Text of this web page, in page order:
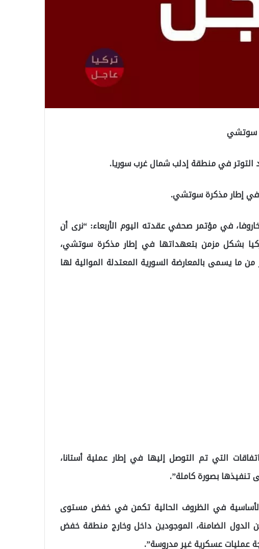
سوتشي
التوتر في منطقة إدلب شمال غرب سوريا.
في إطار مذكرة سوتشي.
في مؤتمر صحفي عقدته اليوم الأربعاء: “نرى أن
بشكل مزمن بتعهداتها في إطار مذكرة سوتشي،
ونقل أنقرة عناصر من ما يسمى بالمعارضة السورية المعتدلة الموالية لها
التي تم التوصل إليها في إطار عملية أستانا،
بصورة كاملة”.
الأساسية في الظروف الحالية تكمن في خفض مستوى
الدول الضامنة، الموجودين داخل وخارج منطقة خفض
عمليات عسكرية غير مدروسة”.